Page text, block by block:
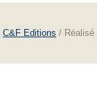
C&F Editions /